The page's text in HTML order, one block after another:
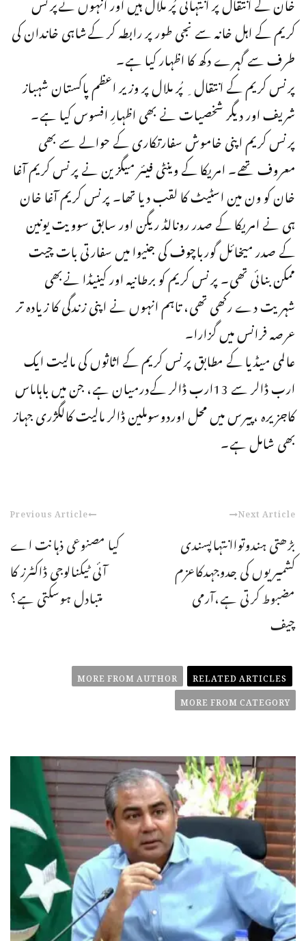
کریم کے اہل خانہ سے نجی طور پر رابطہ کر کےشاہی خاندان کی
طرف سے گہرے دکھ کا اظہار کیا ہے۔
پرنس کریم کے انتقال ِ پُر ملال پر وزیر اعظم پاکستان شہباز
شریف اور دیگر شخصیات نے بھی اظہارِ افسوس کیا ہے۔
پرنس کریم اپنی خاموش سفارتکاری کے حوالے سے بھی
معروف تھے۔ امریکا کے وینٹی فیئر میگزین نے پرنس کریم آغا
خان کو ون مین اسٹیٹ کا لقب دیا تھا۔ پرنس کریم آغا خان
ہی نے امریکا کے صدر رونالڈ ریگن اور سابق سوویت یونین
کے صدر میخائل گورباچوف کی جنیوا میں سفارتی بات چیت
ممکن بنائی تھی۔ پرنس کریم کو برطانیہ اور کینیڈا نےبھی
شہریت دے رکھی تھی، تاہم انہوں نے اپنی زندگی کا زیادہ تر
عرصہ فرانس میں گزارا۔
عالمی میڈیا کے مطابق پرنس کریم کے اثاثوں کی مالیت ایک
ارب ڈالر سے 13ارب ڈالر کےدرمیان ہے، جن میں باہاماس
کاجزیرہ ،پیرس میں محل اوردوسوملین ڈالر مالیت کالگژری جہاز
بھی شامل ہے۔
Previous Article
کیا مصنوعی ذہانت اے
آئی ٹیکنالوجی ڈاکٹرز کا
متبادل ہوسکتی ہے؟
Next Article
بڑھتی ہندوتواانتہاپسندی
کشمیریوں کی جدوجہدکاعزم
مضبوط کرتی ہے،آرمی
چیف
RELATED ARTICLES
MORE FROM AUTHOR
MORE FROM CATEGORY